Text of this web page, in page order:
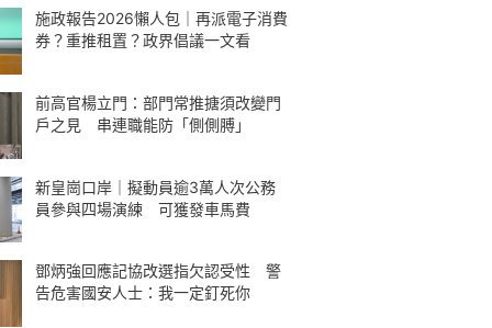
施政報告2026懶人包｜再派電子消費
券？重推租置？政界倡議一文看
前高官楊立門：部門常推搪須改變門
戶之見 串連職能防「側側膊」
新皇崗口岸｜擬動員逾3萬人次公務
員參與四場演練 可獲發車馬費
鄧炳強回應記協改選指欠認受性 警
告危害國安人士：我一定釘死你